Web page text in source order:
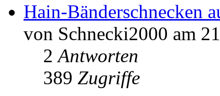
Hain-Bänderschnecken
von Schnecki2000 am
2Antworten
389 Zugriffe